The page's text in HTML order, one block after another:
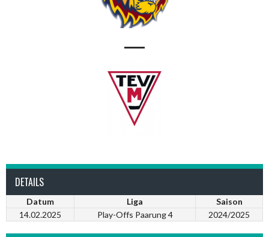
—
DETAILS
Datum Liga
Saison
14.02.2025
Play-Offs Paarung 4 2024/2025